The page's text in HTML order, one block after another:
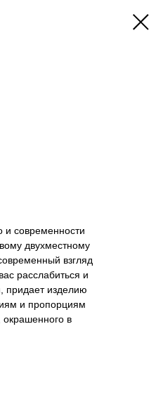
и современности
двухместному
взгляд
расслабиться и
придает изделию
и пропорциям
в